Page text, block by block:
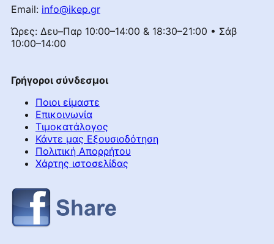
Email: info@ikep.gr
Ώρες: Δευ–Παρ 10:00–14:00 & 18:30–21:00 • Σάβ
10:00–14:00
Γρήγοροι σύνδεσμοι
Ποιοι είμαστε
Επικοινωνία
Τιμοκατάλογος
Κάντε μας Εξουσιοδότηση
Πολιτική Απορρήτου
Χάρτης ιστοσελίδας